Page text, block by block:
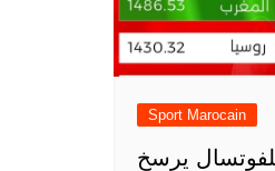
Sport Marocain
يرسخ